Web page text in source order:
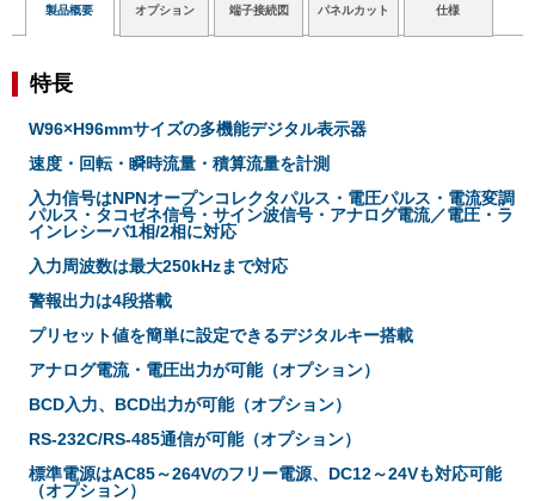
製品概要 オプション 端子接続図 パネルカット 仕様
特長
W96×H96mmサイズの多機能デジタル表示器
速度・回転・瞬時流量・積算流量を計測
入力信号はNPNオープンコレクタパルス・電圧パルス・電流変調
パルス・タコゼネ信号・サイン波信号・アナログ電流／電圧・ラ
インレシーバ1相/2相に対応
入力周波数は最大250kHzまで対応
警報出力は4段搭載
プリセット値を簡単に設定できるデジタルキー搭載
アナログ電流・電圧出力が可能（オプション）
BCD入力、BCD出力が可能（オプション）
RS-232C/RS-485通信が可能（オプション）
標準電源はAC85～264Vのフリー電源、DC12～24Vも対応可能
（オプション）